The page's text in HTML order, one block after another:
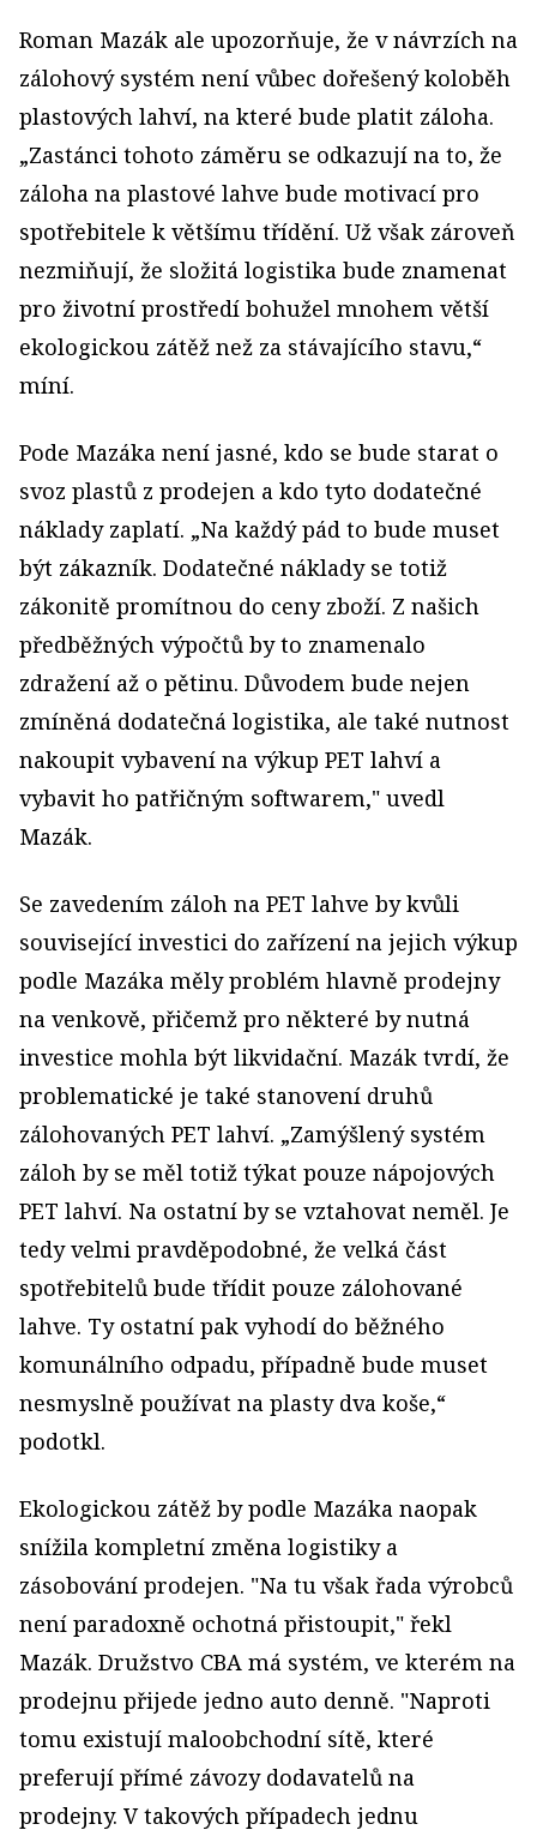
Roman Mazák ale upozorňuje, že v návrzích na
zálohový systém není vůbec dořešený koloběh
plastových lahví, na které bude platit záloha.
„Zastánci tohoto záměru se odkazují na to, že
záloha na plastové lahve bude motivací pro
spotřebitele k většímu třídění. Už však zároveň
nezmiňují, že složitá logistika bude znamenat
pro životní prostředí bohužel mnohem větší
ekologickou zátěž než za stávajícího stavu,“
míní.
Pode Mazáka není jasné, kdo se bude starat o
svoz plastů z prodejen a kdo tyto dodatečné
náklady zaplatí. „Na každý pád to bude muset
být zákazník. Dodatečné náklady se totiž
zákonitě promítnou do ceny zboží. Z našich
předběžných výpočtů by to znamenalo
zdražení až o pětinu. Důvodem bude nejen
zmíněná dodatečná logistika, ale také nutnost
nakoupit vybavení na výkup PET lahví a
vybavit ho patřičným softwarem," uvedl
Mazák.
Se zavedením záloh na PET lahve by kvůli
související investici do zařízení na jejich výkup
podle Mazáka měly problém hlavně prodejny
na venkově, přičemž pro některé by nutná
investice mohla být likvidační. Mazák tvrdí, že
problematické je také stanovení druhů
zálohovaných PET lahví. „Zamýšlený systém
záloh by se měl totiž týkat pouze nápojových
PET lahví. Na ostatní by se vztahovat neměl. Je
tedy velmi pravděpodobné, že velká část
spotřebitelů bude třídit pouze zálohované
lahve. Ty ostatní pak vyhodí do běžného
komunálního odpadu, případně bude muset
nesmyslně používat na plasty dva koše,“
podotkl.
Ekologickou zátěž by podle Mazáka naopak
snížila kompletní změna logistiky a
zásobování prodejen. "Na tu však řada výrobců
není paradoxně ochotná přistoupit," řekl
Mazák. Družstvo CBA má systém, ve kterém na
prodejnu přijede jedno auto denně. "Naproti
tomu existují maloobchodní sítě, které
preferují přímé závozy dodavatelů na
prodejny. V takových případech jednu